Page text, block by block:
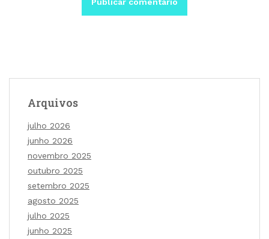
Arquivos
julho 2026
junho 2026
novembro 2025
outubro 2025
setembro 2025
agosto 2025
julho 2025
junho 2025